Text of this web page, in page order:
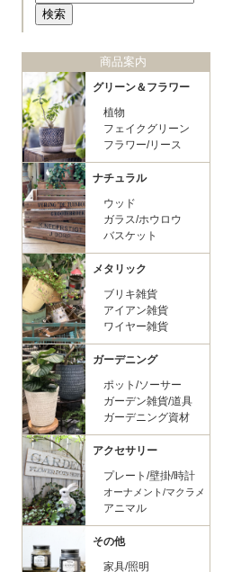
商品案内
グリーン＆フラワー
植物
フェイクグリーン
フラワー/リース
ナチュラル
ウッド
ガラス/ホウロウ
バスケット
メタリック
ブリキ雑貨
アイアン雑貨
ワイヤー雑貨
ガーデニング
ポット/ソーサー
ガーデン雑貨/道具
ガーデニング資材
アクセサリー
プレート/壁掛/時計
オーナメント/マクラメ
アニマル
その他
家具/照明